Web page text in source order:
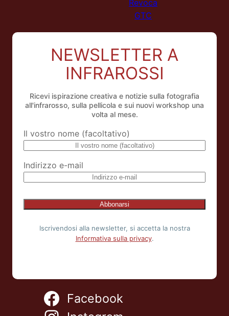
Revoca
GTC
NEWSLETTER A
INFRAROSSI
Ricevi ispirazione creativa e notizie sulla fotografia
all'infrarosso, sulla pellicola e sui nuovi workshop una
volta al mese.
Il vostro nome (facoltativo)
Indirizzo e-mail
Iscrivendosi alla newsletter, si accetta la nostra
Informativa sulla privacy.
Facebook